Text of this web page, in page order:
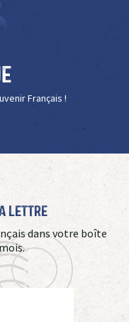
Français !
Lettre
dans votre boîte